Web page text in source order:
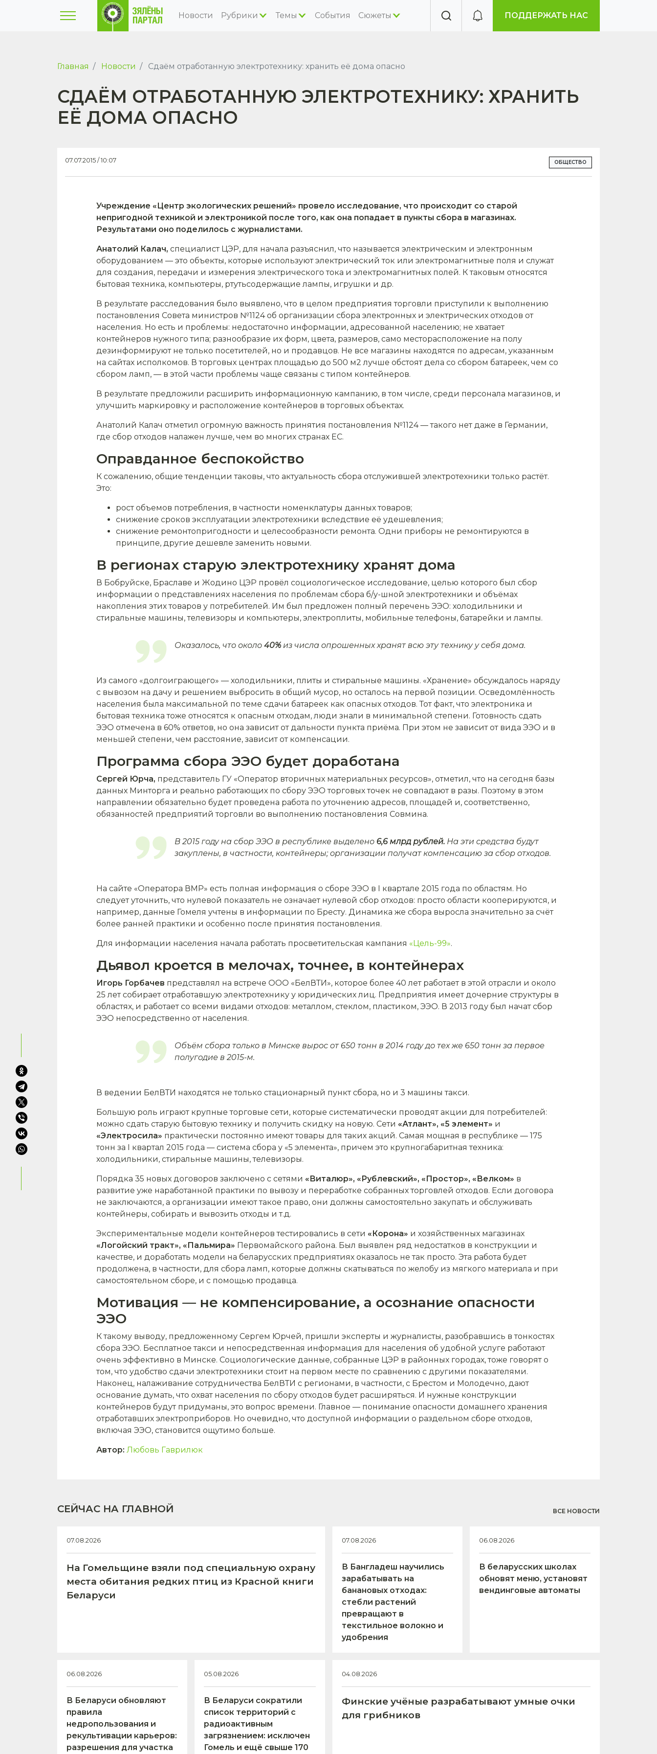
Новости Рубрики Темы События Сюжеты ПОДДЕРЖАТЬ НАС
Главная Новости Сдаём отработанную электротехнику: хранить её дома опасно
СДАЁМ ОТРАБОТАННУЮ ЭЛЕКТРОТЕХНИКУ: ХРАНИТЬ
ЕЁ ДОМА ОПАСНО
07.07.2015 / 10:07 ОБЩЕСТВО
Учреждение «Центр экологических решений» провело исследование, что происходит со старой
непригодной техникой и электроникой после того, как она попадает в пункты сбора в магазинах.
Результатами оно поделилось с журналистами.
Анатолий Калач, специалист ЦЭР, для начала разъяснил, что называется электрическим и электронным
оборудованием — это объекты, которые используют электрический ток или электромагнитные поля и служат
для создания, передачи и измерения электрического тока и электромагнитных полей. К таковым относятся
бытовая техника, компьютеры, ртутьсодержащие лампы, игрушки и др.
В результате расследования было выявлено, что в целом предприятия торговли приступили к выполнению
постановления Совета министров №1124 об организации сбора электронных и электрических отходов от
населения. Но есть и проблемы: недостаточно информации, адресованной населению; не хватает
контейнеров нужного типа; разнообразие их форм, цвета, размеров, само месторасположение на полу
дезинформируют не только посетителей, но и продавцов. Не все магазины находятся по адресам, указанным
на сайтах исполкомов. В торговых центрах площадью до 500 м2 лучше обстоят дела со сбором батареек, чем со
сбором ламп, — в этой части проблемы чаще связаны с типом контейнеров.
В результате предложили расширить информационную кампанию, в том числе, среди персонала магазинов, и
улучшить маркировку и расположение контейнеров в торговых объектах.
Анатолий Калач отметил огромную важность принятия постановления №1124 — такого нет даже в Германии,
где сбор отходов налажен лучше, чем во многих странах ЕС.
Оправданное беспокойство
К сожалению, общие тенденции таковы, что актуальность сбора отслужившей электротехники только растёт.
Это:
рост объемов потребления, в частности номенклатуры данных товаров;
снижение сроков эксплуатации электротехники вследствие её удешевления;
снижение ремонтопригодности и целесообразности ремонта. Одни приборы не ремонтируются в
принципе, другие дешевле заменить новыми.
В регионах старую электротехнику хранят дома
В Бобруйске, Браславе и Жодино ЦЭР провёл социологическое исследование, целью которого был сбор
информации о представлениях населения по проблемам сбора б/у-шной электротехники и объёмах
накопления этих товаров у потребителей. Им был предложен полный перечень ЭЭО: холодильники и
стиральные машины, телевизоры и компьютеры, электроплиты, мобильные телефоны, батарейки и лампы.
Оказалось, что около 40% из числа опрошенных хранят всю эту технику у себя дома.
Из самого «долгоиграющего» — холодильники, плиты и стиральные машины. «Хранение» обсуждалось наряду
с вывозом на дачу и решением выбросить в общий мусор, но осталось на первой позиции. Осведомлённость
населения была максимальной по теме сдачи батареек как опасных отходов. Тот факт, что электроника и
бытовая техника тоже относятся к опасным отходам, люди знали в минимальной степени. Готовность сдать
ЭЭО отмечена в 60% ответов, но она зависит от дальности пункта приёма. При этом не зависит от вида ЭЭО и в
меньшей степени, чем расстояние, зависит от компенсации.
Программа сбора ЭЭО будет доработана
Сергей Юрча, представитель ГУ «Оператор вторичных материальных ресурсов», отметил, что на сегодня базы
данных Минторга и реально работающих по сбору ЭЭО торговых точек не совпадают в разы. Поэтому в этом
направлении обязательно будет проведена работа по уточнению адресов, площадей и, соответственно,
обязанностей предприятий торговли во выполнению постановления Совмина.
В 2015 году на сбор ЭЭО в республике выделено 6,6 млрд рублей. На эти средства будут
закуплены, в частности, контейнеры; организации получат компенсацию за сбор отходов.
На сайте «Оператора ВМР» есть полная информация о сборе ЭЭО в I квартале 2015 года по областям. Но
следует уточнить, что нулевой показатель не означает нулевой сбор отходов: просто области кооперируются, и
например, данные Гомеля учтены в информации по Бресту. Динамика же сбора выросла значительно за счёт
более ранней практики и особенно после принятия постановления.
Для информации населения начала работать просветительская кампания «Цель-99».
Дьявол кроется в мелочах, точнее, в контейнерах
Игорь Горбачев представлял на встрече ООО «БелВТИ», которое более 40 лет работает в этой отрасли и около
25 лет собирает отработавшую электротехнику у юридических лиц. Предприятия имеет дочерние структуры в
областях, и работает со всеми видами отходов: металлом, стеклом, пластиком, ЭЭО. В 2013 году был начат сбор
ЭЭО непосредственно от населения.
Объём сбора только в Минске вырос от 650 тонн в 2014 году до тех же 650 тонн за первое
полугодие в 2015-м.
В ведении БелВТИ находятся не только стационарный пункт сбора, но и 3 машины такси.
Большую роль играют крупные торговые сети, которые систематически проводят акции для потребителей:
можно сдать старую бытовую технику и получить скидку на новую. Сети «Атлант», «5 элемент» и
«Электросила» практически постоянно имеют товары для таких акций. Самая мощная в республике — 175
тонн за I квартал 2015 года — система сбора у «5 элемента», причем это крупногабаритная техника:
холодильники, стиральные машины, телевизоры.
Порядка 35 новых договоров заключено с сетями «Виталюр», «Рублевский», «Простор», «Велком» в
развитие уже наработанной практики по вывозу и переработке собранных торговлей отходов. Если договора
не заключаются, а организации имеют такое право, они должны самостоятельно закупать и обслуживать
контейнеры, собирать и вывозить отходы и т.д.
Экспериментальные модели контейнеров тестировались в сети «Корона» и хозяйственных магазинах
«Логойский тракт», «Пальмира» Первомайского района. Был выявлен ряд недостатков в конструкции и
качестве, и доработать модели на беларусских предприятиях оказалось не так просто. Эта работа будет
продолжена, в частности, для сбора ламп, которые должны скатываться по желобу из мягкого материала и при
самостоятельном сборе, и с помощью продавца.
Мотивация — не компенсирование, а осознание опасности
ЭЭО
К такому выводу, предложенному Сергем Юрчей, пришли эксперты и журналисты, разобравшись в тонкостях
сбора ЭЭО. Бесплатное такси и непосредственная информация для населения об удобной услуге работают
очень эффективно в Минске. Социологические данные, собранные ЦЭР в районных городах, тоже говорят о
том, что удобство сдачи электротехники стоит на первом месте по сравнению с другими показателями.
Наконец, налаживание сотрудничества БелВТИ с регионами, в частности, с Брестом и Молодечно, дают
основание думать, что охват населения по сбору отходов будет расширяться. И нужные конструкции
контейнеров будут придуманы, это вопрос времени. Главное — понимание опасности домашнего хранения
отработавших электроприборов. Но очевидно, что доступной информации о раздельном сборе отходов,
включая ЭЭО, становится ощутимо больше.
Автор: Любовь Гаврилюк
СЕЙЧАС НА ГЛАВНОЙ ВСЕ НОВОСТИ
07.08.2026
На Гомельщине взяли под специальную охрану
места обитания редких птиц из Красной книги
Беларуси
07.08.2026
В Бангладеш научились
зарабатывать на
банановых отходах:
стебли растений
превращают в
текстильное волокно и
удобрения
06.08.2026
В беларусских школах
обновят меню, установят
вендинговые автоматы
06.08.2026
В Беларуси обновляют
правила
недропользования и
рекультивации карьеров:
разрешения для участка
05.08.2026
В Беларуси сократили
список территорий с
радиоактивным
загрязнением: исключен
Гомель и ещё свыше 170
04.08.2026
Финские учёные разрабатывают умные очки
для грибников